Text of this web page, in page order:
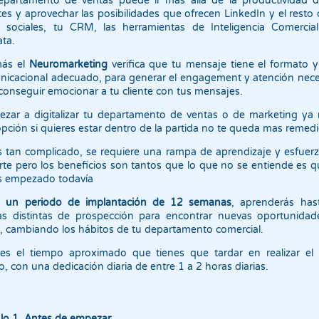
y aprovechar las posibilidades que ofrecen LinkedIn y el resto
sociales, tu CRM, las herramientas de Inteligencia
el Neuromarketingverifica que tu mensaje tiene el formato
adecuado, para generar el engagement y atención
emocionar a tu cliente con tus mensajes.
a digitalizar tu departamento de ventas o de marketing ya
si quieres estar dentro de la partida no te queda mas
tan complicado, se requiere una rampa de aprendizaje y
pero los beneficios son tantos que lo que no se entiende es
empezado todavía
un periodo de implantación de 12 semanas, aprenderás
distintas de prospección para encontrar nuevas
cambiando los hábitos de tu departamento comercial.
el tiempo aproximado que tienes que tardar en realizar el
con una dedicación diaria de entre 1 a 2 horas diarias.